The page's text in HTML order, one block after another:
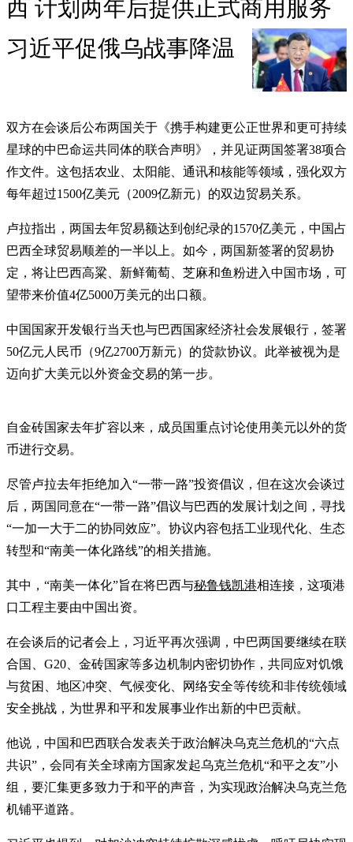
西 计划两年后提供正式商用服务
习近平促俄乌战事降温
双方在会谈后公布两国关于《携手构建更公正世界和更可持续
星球的中巴命运共同体的联合声明》，并见证两国签署38项合
作文件。这包括农业、太阳能、通讯和核能等领域，强化双方
每年超过1500亿美元（2009亿新元）的双边贸易关系。
卢拉指出，两国去年贸易额达到创纪录的1570亿美元，中国占
巴西全球贸易顺差的一半以上。如今，两国新签署的贸易协
定，将让巴西高粱、新鲜葡萄、芝麻和鱼粉进入中国市场，可
望带来价值4亿5000万美元的出口额。
中国国家开发银行当天也与巴西国家经济社会发展银行，签署
50亿元人民币（9亿2700万新元）的贷款协议。此举被视为是
迈向扩大美元以外资金交易的第一步。
自金砖国家去年扩容以来，成员国重点讨论使用美元以外的货
币进行交易。
尽管卢拉去年拒绝加入“一带一路”投资倡议，但在这次会谈过
后，两国同意在“一带一路”倡议与巴西的发展计划之间，寻找
“一加一大于二的协同效应”。协议内容包括工业现代化、生态
转型和“南美一体化路线”的相关措施。
其中，“南美一体化”旨在将巴西与秘鲁钱凯港相连接，这项港
口工程主要由中国出资。
在会谈后的记者会上，习近平再次强调，中巴两国要继续在联
合国、G20、金砖国家等多边机制内密切协作，共同应对饥饿
与贫困、地区冲突、气候变化、网络安全等传统和非传统领域
安全挑战，为世界和平和发展事业作出新的中巴贡献。
他说，中国和巴西联合发表关于政治解决乌克兰危机的“六点
共识”，会同有关全球南方国家发起乌克兰危机“和平之友”小
组，要汇集更多致力于和平的声音，为实现政治解决乌克兰危
机铺平道路。